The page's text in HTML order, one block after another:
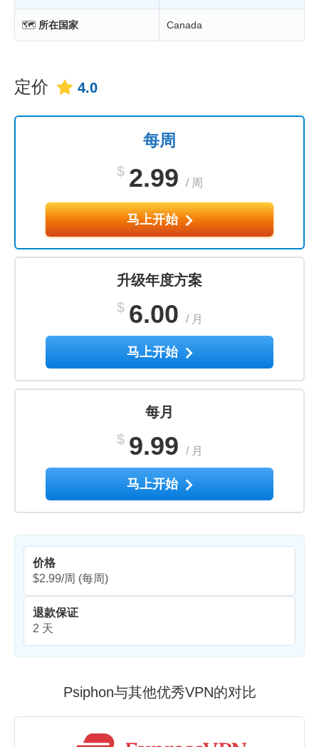
🗺 所在国家 Canada
定价 4.0
每周
$ 2.99 / 周
马上开始
升级年度方案
$ 6.00 / 月
马上开始
每月
$ 9.99 / 月
马上开始
价格
$2.99/周 (每周)
退款保证
2 天
Psiphon与其他优秀VPN的对比